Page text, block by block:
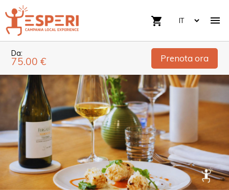

shopping_cart
Da:
75.00 € Prenota ora